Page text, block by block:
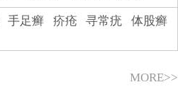
手足癣 疥疮 寻常疣 体股癣
MORE>>